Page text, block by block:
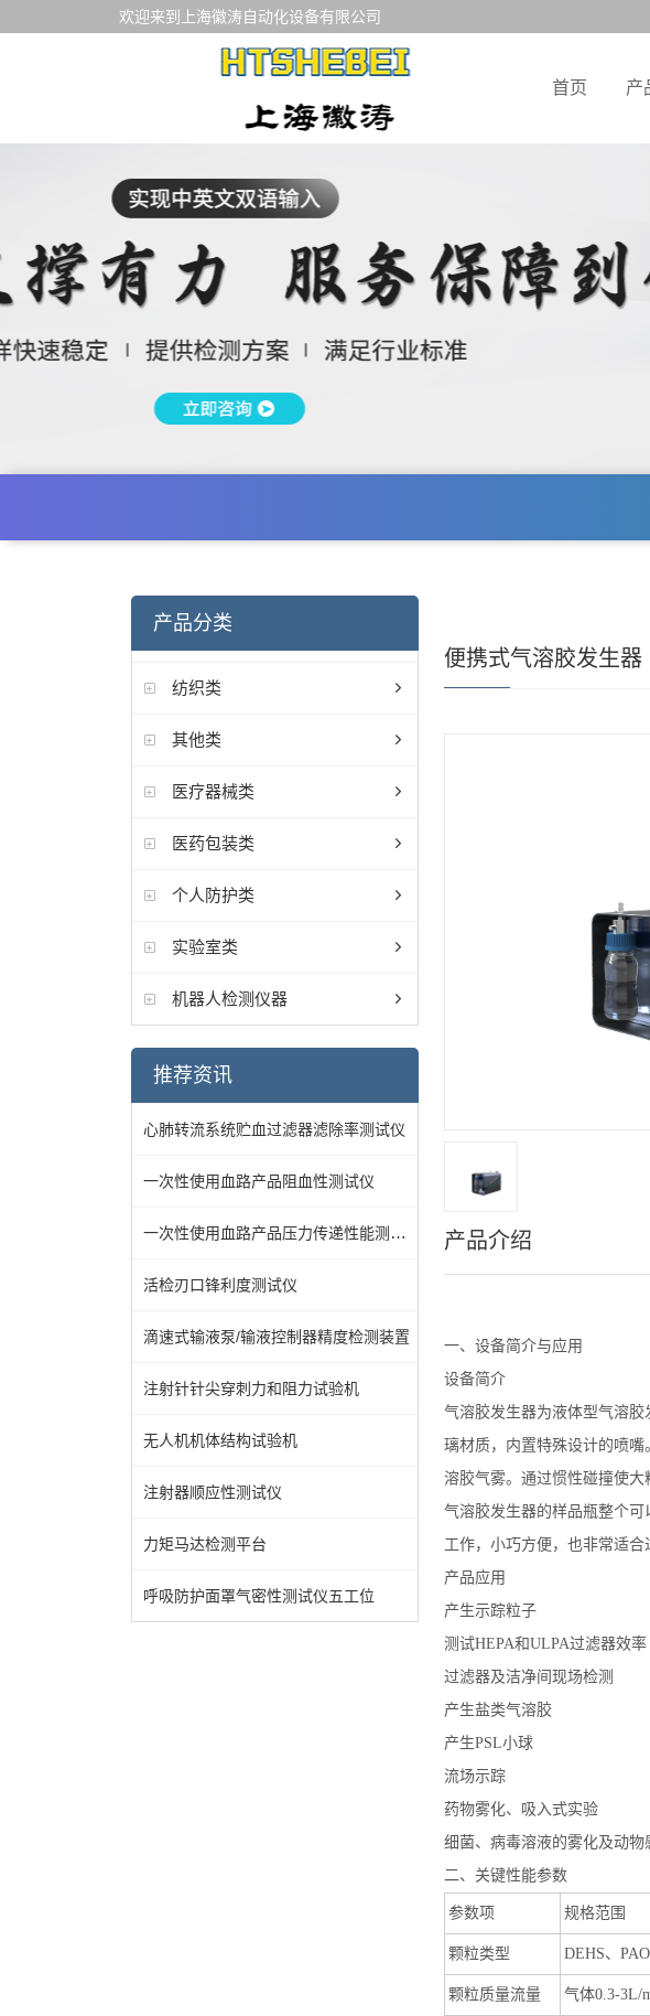
欢迎来到上海徽涛自动化设备有限公司
首页 产
产品分类
纺织类
其他类
医疗器械类
医药包装类
个人防护类
实验室类
机器人检测仪器
推荐资讯
心肺转流系统贮血过滤器滤除率测试仪
一次性使用血路产品阻血性测试仪
一次性使用血路产品压力传递性能测试仪
活检刃口锋利度测试仪
滴速式输液泵/输液控制器精度检测装置
注射针针尖穿刺力和阻力试验机
无人机机体结构试验机
注射器顺应性测试仪
力矩马达检测平台
呼吸防护面罩气密性测试仪五工位
便携式气溶胶发生器
产品介绍
一、 设备简介与应用
设备简介
气溶胶发生器为液体型气溶
璃材质，内置特殊设计的喷
溶胶气雾。通过惯性碰撞使
气溶胶发生器的样品瓶整个
工作，小巧方便，也非常适合
产品应用
产生示踪粒子
测试HEPA和ULPA过滤器效率
过滤器及洁净间现场检测
产生盐类气溶胶
产生PSL小球
流场示踪
药物雾化、吸入式实验
细菌、病毒溶液的雾化及动物
二、关键性能参数
参数项 规格范围
颗粒类型 DEHS、 PAO
颗粒质量流量 气体0.3-3L/